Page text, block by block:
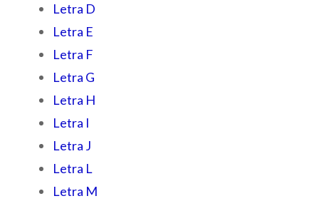
Letra D
Letra E
Letra F
Letra G
Letra H
Letra I
Letra J
Letra L
Letra M